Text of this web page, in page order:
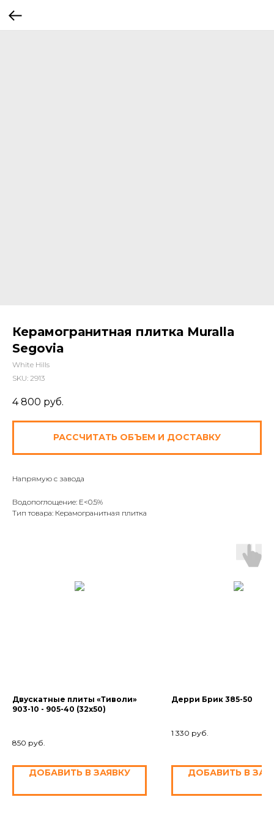
Керамогранитная плитка Muralla
Segovia
White Hills
SKU: 2913
4 800 руб.
РАССЧИТАТЬ ОБЪЕМ И ДОСТАВКУ
Напрямую с завода
Водопоглощение: E<0.5%
Тип товара: Керамогранитная плитка
Двускатные плиты «Тиволи»
903-10 - 905-40 (32x50)
850 руб.
ДОБАВИТЬ В ЗАЯВКУ
Дерри Брик 385-50
1 330 руб.
ДОБАВИТЬ В